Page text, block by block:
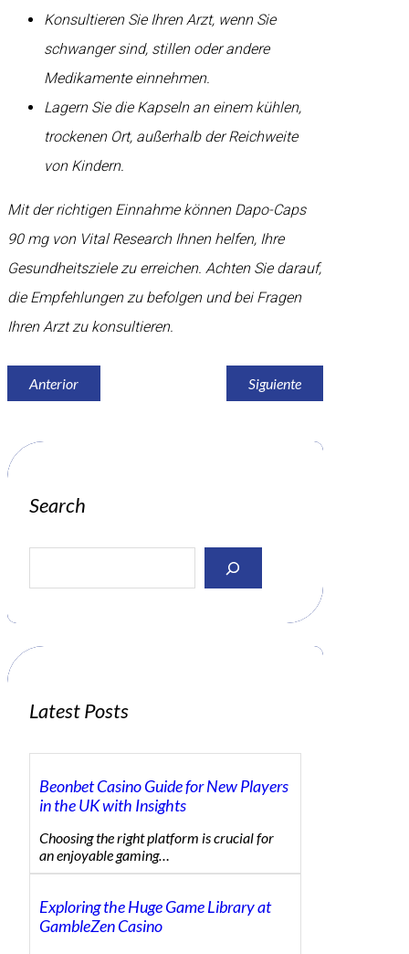
Konsultieren Sie Ihren Arzt, wenn Sie
schwanger sind, stillen oder andere
Medikamente einnehmen.
Lagern Sie die Kapseln an einem kühlen,
trockenen Ort, außerhalb der Reichweite
von Kindern.
Mit der richtigen Einnahme können Dapo-Caps
90 mg von Vital Research Ihnen helfen, Ihre
Gesundheitsziele zu erreichen. Achten Sie darauf,
die Empfehlungen zu befolgen und bei Fragen
Ihren Arzt zu konsultieren.
Anterior Siguiente
Search
a
Latest Posts
Beonbet Casino Guide for New Players
in the UK with Insights
Choosing the right platform is crucial for
an enjoyable gaming…
Exploring the Huge Game Library at
GambleZen Casino